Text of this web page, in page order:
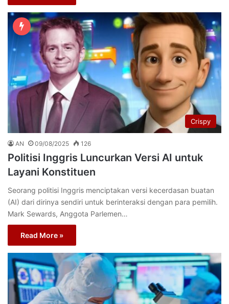
Crispy
AN 09/08/2025 126
Politisi Inggris Luncurkan Versi AI untuk
Layani Konstituen
Seorang politisi Inggris menciptakan versi kecerdasan buatan
(AI) dari dirinya sendiri untuk berinteraksi dengan para pemilih.
Mark Sewards, Anggota Parlemen…
Read More »